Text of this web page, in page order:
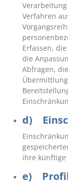
Verfahren
Erfassen,
die
Abfragen,
d)
ihre künftige
e)